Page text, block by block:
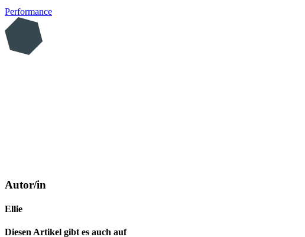
Performance
Autor/in
Ellie
Diesen Artikel gibt es auch auf